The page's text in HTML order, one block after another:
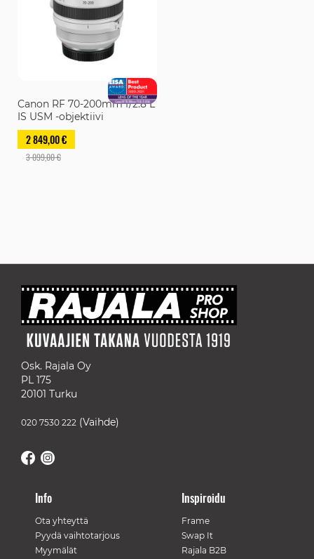
Canon RF 70-200mm f/2.8 L
IS USM -objektiivi
2 849,00 €
3 099,00 €
Osk. Rajala Oy
PL 175
20101 Turku
020 7530 222 (Vaihde)
Info
Ota yhteyttä
Pyydä vaihtotarjous
Myymälät
Inspiroidu
Frame
Swap It
Rajala B2B